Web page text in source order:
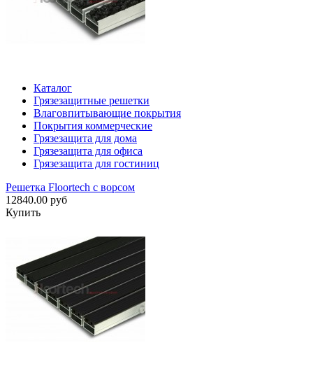
Каталог
Грязезащитные решетки
Влаговпитывающие покрытия
Покрытия коммерческие
Грязезащита для дома
Грязезащита для офиса
Грязезащита для гостиниц
Решетка Floortech с ворсом
12840.00 руб
Купить